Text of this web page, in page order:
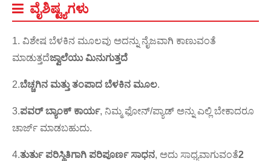
ವೈಶಿಷ್ಟ್ಯಗಳು
1. ವಿಶೇಷ ಬೆಳಕಿನ ಮೂಲವು ಅದನ್ನು ನೈಜವಾಗಿ ಕಾಣುವಂತೆ
ಮಾಡುತ್ತದೆಜ್ವಾಲೆಯು ಮಿನುಗುತ್ತದೆ
2.ಬೆಚ್ಚಗಿನ ಮತ್ತು ತಂಪಾದ ಬೆಳಕಿನ ಮೂಲ.
3.ಪವರ್ ಬ್ಯಾಂಕ್ ಕಾರ್ಯ, ನಿಮ್ಮ ಫೋನ್/ಪ್ಯಾಡ್ ಅನ್ನು ಎಲ್ಲಿ ಬೇಕಾದರೂ
ಚಾರ್ಜ್ ಮಾಡಬಹುದು.
4.ತುರ್ತು ಪರಿಸ್ಥಿತಿಗಾಗಿ ಪರಿಪೂರ್ಣ ಸಾಧನ, ಅದು ಸಾಧ್ಯವಾಗುವಂತೆ2